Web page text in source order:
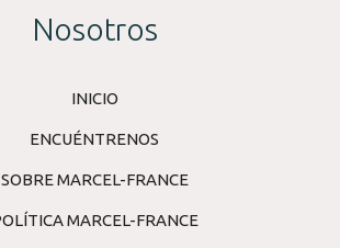
Nosotros
INICIO
ENCUÉNTRENOS
SOBRE MARCEL-FRANCE
MARCEL-FRANCE